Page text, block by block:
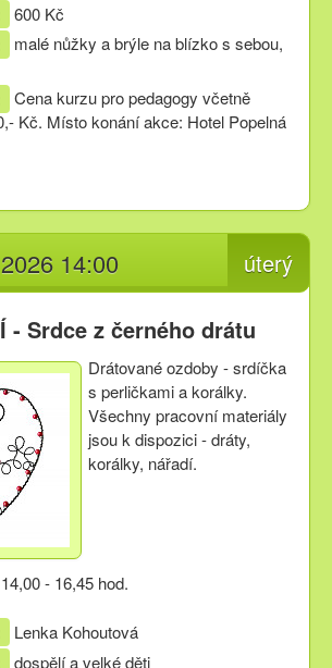
600 Kč
malé nůžky a brýle na blízko s sebou,
Cena kurzu pro pedagogy včetně
Kč. Místo konání akce: Hotel Popelná
úterý
14:00
- Srdce z černého drátu
Drátované ozdoby - srdíčka
s perličkami a korálky.
Všechny pracovní materiály
jsou k dispozici - dráty,
korálky, nářadí.
- 16,45 hod.
Lenka Kohoutová
dospělí a velké děti